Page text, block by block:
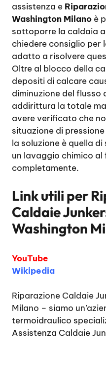
assistenza e
Washington Milano è
sottoporre la caldaia
chiedere consiglio per
adatto a risolvere
Oltre al blocco della
depositi di calcare
diminuzione del flusso
addirittura la totale
avere verificato che
situazione di
la soluzione è quella
un lavaggio chimico
completamente.
Link utili per
Caldaie
Washington
YouTube
Wikipedia
Riparazione Caldaie
Milano – siamo
termoidraulico
Assistenza Caldaie